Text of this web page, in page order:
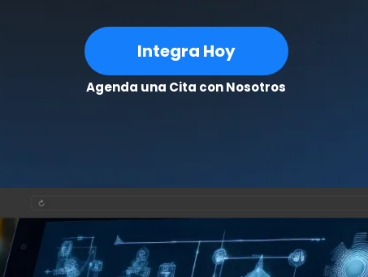
Integra Hoy
Agenda una Cita con Nosotros